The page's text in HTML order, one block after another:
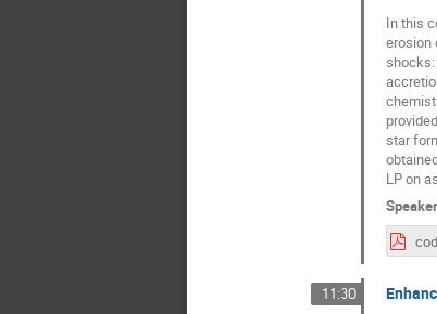
In this
erosion
star
LP on
Speaker
11:30